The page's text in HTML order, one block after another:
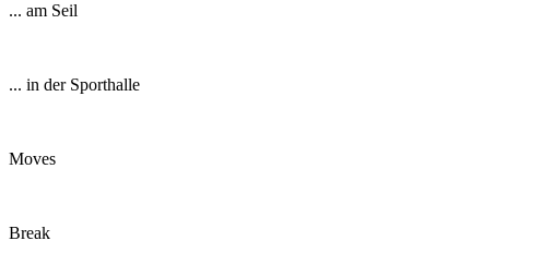
... am Seil
... in der Sporthalle
Moves
Break